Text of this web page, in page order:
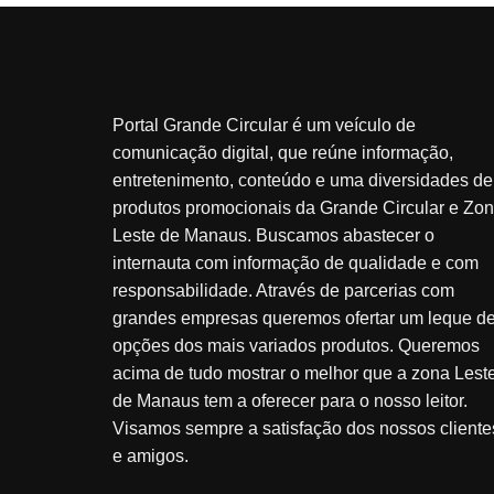
Portal Grande Circular é um veículo de
comunicação digital, que reúne informação,
entretenimento, conteúdo e uma diversidades de
produtos promocionais da Grande Circular e
Leste de Manaus. Buscamos abastecer o
internauta com informação de qualidade e com
responsabilidade. Através de parcerias com
grandes empresas queremos ofertar um leque
opções dos mais variados produtos. Queremos
acima de tudo mostrar o melhor que a zona
de Manaus tem a oferecer para o nosso leitor.
Visamos sempre a satisfação dos nossos
e amigos.